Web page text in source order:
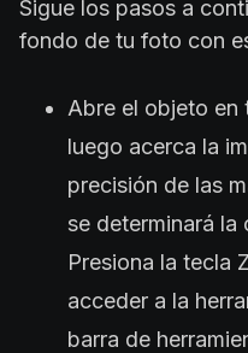
Sigue los pasos a
fondo de tu foto con
Abre el objeto en
luego acerca la
precisión de las
se determinará la
Presiona la tecla
acceder a la
barra de